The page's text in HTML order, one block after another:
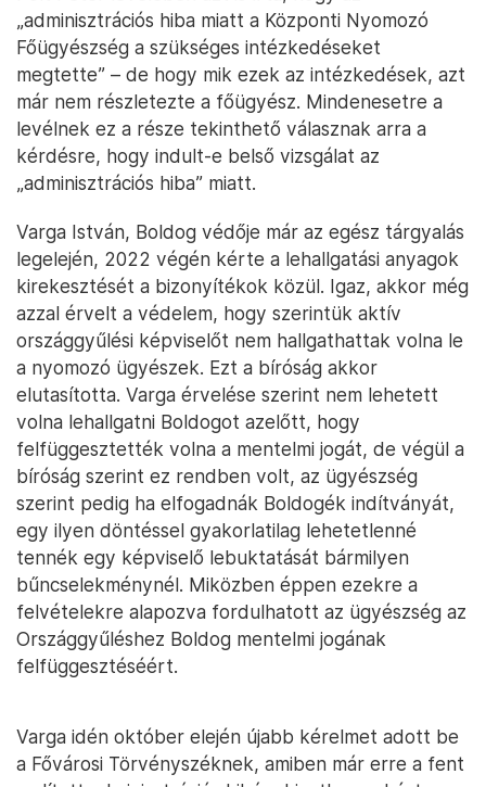
„adminisztrációs hiba miatt a Központi Nyomozó
Főügyészség a szükséges intézkedéseket
megtette” – de hogy mik ezek az intézkedések, azt
már nem részletezte a főügyész. Mindenesetre a
levélnek ez a része tekinthető válasznak arra a
kérdésre, hogy indult-e belső vizsgálat az
„adminisztrációs hiba” miatt.
Varga István, Boldog védője már az egész tárgyalás
legelején, 2022 végén kérte a lehallgatási anyagok
kirekesztését a bizonyítékok közül. Igaz, akkor még
azzal érvelt a védelem, hogy szerintük aktív
országgyűlési képviselőt nem hallgathattak volna le
a nyomozó ügyészek. Ezt a bíróság akkor
elutasította. Varga érvelése szerint nem lehetett
volna lehallgatni Boldogot azelőtt, hogy
felfüggesztették volna a mentelmi jogát, de végül a
bíróság szerint ez rendben volt, az ügyészség
szerint pedig ha elfogadnák Boldogék indítványát,
egy ilyen döntéssel gyakorlatilag lehetetlenné
tennék egy képviselő lebuktatását bármilyen
bűncselekménynél. Miközben éppen ezekre a
felvételekre alapozva fordulhatott az ügyészség az
Országgyűléshez Boldog mentelmi jogának
felfüggesztéséért.
Varga idén október elején újabb kérelmet adott be
a Fővárosi Törvényszéknek, amiben már erre a fent